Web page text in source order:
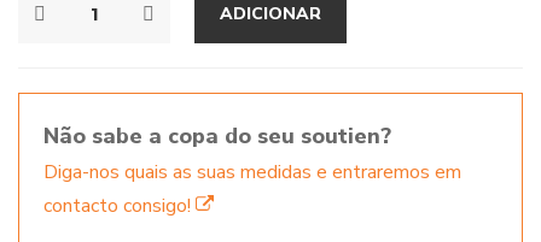
ADICIONAR
Não sabe a copa do seu soutien?
Diga-nos quais as suas medidas e entraremos em
contacto consigo!